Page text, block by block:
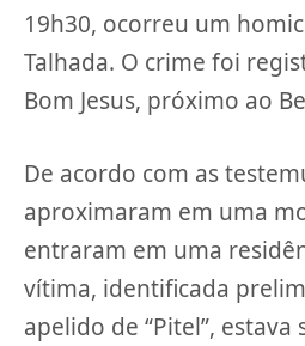
19h30, ocorreu um
Talhada. O crime foi
Bom Jesus, próximo ao
De acordo com as
aproximaram em uma
entraram em uma
vítima, identificada
apelido de “Pitel”, estava